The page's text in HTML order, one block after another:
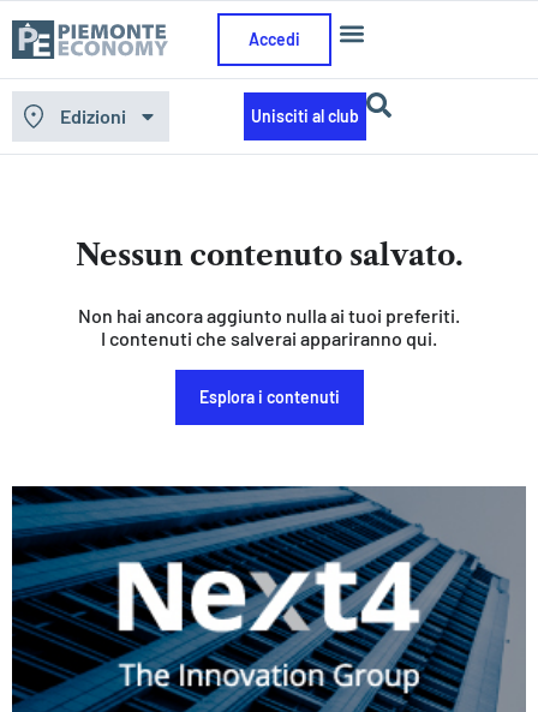
Accedi
Edizioni Unisciti al club
Nessun contenuto salvato.
Non hai ancora aggiunto nulla ai tuoi preferiti.
I contenuti che salverai appariranno qui.
Esplora i contenuti